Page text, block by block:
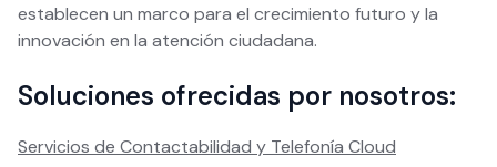
establecen un marco para el crecimiento futuro y la
innovación en la atención ciudadana.
Soluciones ofrecidas por nosotros:
Servicios de Contactabilidad y Telefonía Cloud